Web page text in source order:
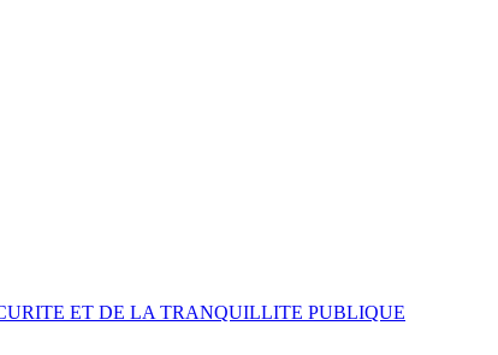
ET DE LA TRANQUILLITE PUBLIQUE